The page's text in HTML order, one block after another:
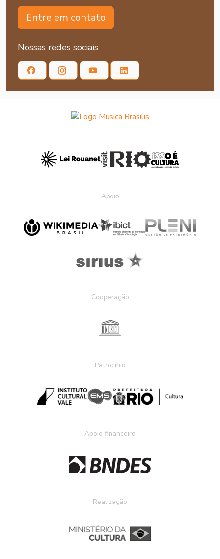
Entre em contato
Nossas redes sociais
Apoio
Cooperação
Patrocínio
Apoio financeiro
Realização